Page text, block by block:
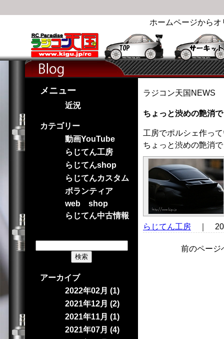
ホームページから
ラジコン天国NEWS
ちょっと渋めの艶消で
工房でポルシェ作っ
ちょっと渋めの艶消で
らじてん工房 ｜
前のペー
メニュー
近況
カテゴリー
動画YouTube
らじてん工房
らじてんshop
らじてんカスタム
ボランティア
web shop
らじてん中古情報
アーカイブ
2022年02月 (1)
2021年12月 (2)
2021年11月 (1)
2021年07月 (4)